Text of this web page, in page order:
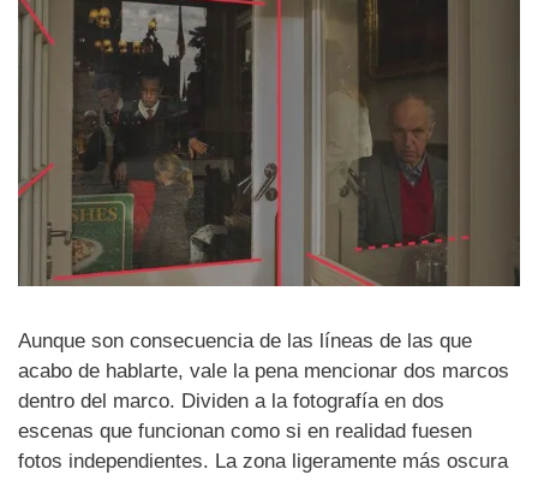
Aunque son consecuencia de las líneas de las que
acabo de hablarte, vale la pena mencionar dos marcos
dentro del marco. Dividen a la fotografía en dos
escenas que funcionan como si en realidad fuesen
fotos independientes. La zona ligeramente más oscura